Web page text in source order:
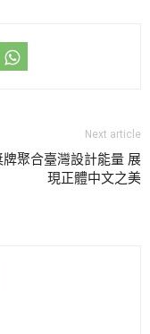
Next article
聚合臺灣設計能量 展
現正體中文之美